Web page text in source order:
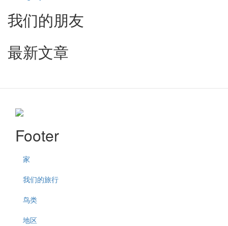
我们的朋友
最新文章
Footer
家
我们的旅行
鸟类
地区